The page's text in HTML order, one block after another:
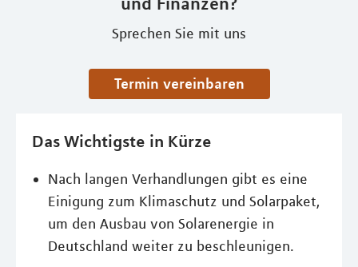
Sprechen Sie mit uns
Termin vereinbaren
Das Wichtigste in Kürze
Nach langen Verhandlungen gibt es eine
Einigung zum Klimaschutz und Solarpaket,
um den Ausbau von Solarenergie in
Deutschland weiter zu beschleunigen.